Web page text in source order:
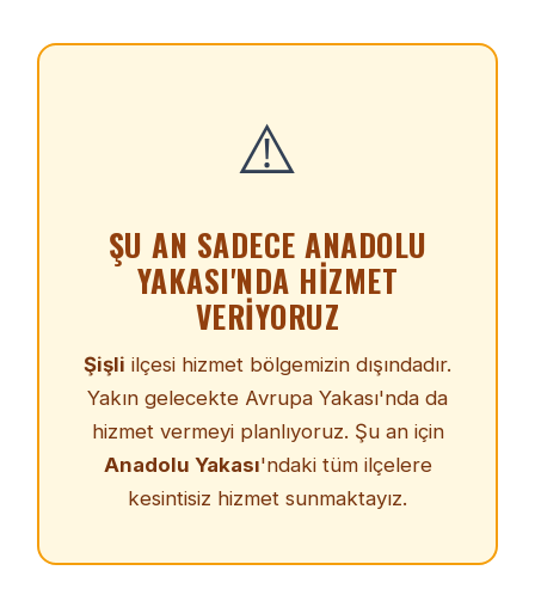
⚠️
ŞU AN SADECE ANADOLU
YAKASI'NDA HIZMET
VERIYORUZ
Şişli ilçesi hizmet bölgemizin dışındadır.
Yakın gelecekte Avrupa Yakası'nda da
hizmet vermeyi planlıyoruz. Şu an için
Anadolu Yakası'ndaki tüm ilçelere
kesintisiz hizmet sunmaktayız.